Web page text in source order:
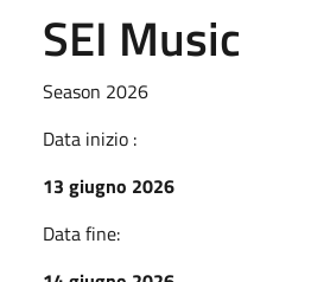
SEI Music
Season 2026
Data inizio :
13 giugno 2026
Data fine: